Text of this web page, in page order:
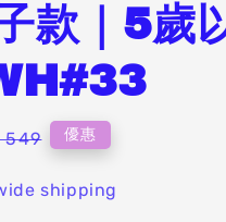
款｜5歲
549 優惠
shipping